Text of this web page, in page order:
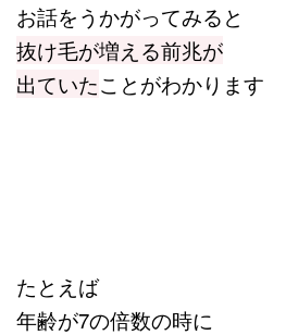
お話をうかがってみると
抜け毛が増える前兆が
出ていたことがわかります
たとえば
年齢が7の倍数の時に